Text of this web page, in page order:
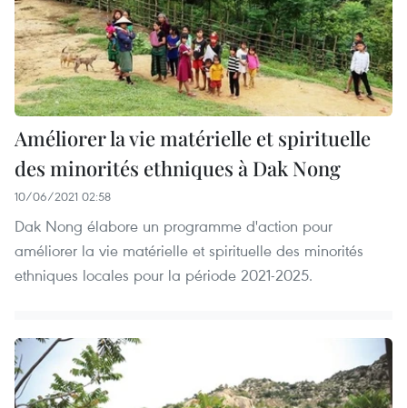
Améliorer la vie matérielle et spirituelle
des minorités ethniques à Dak Nong
10/06/2021 02:58
Dak Nong élabore un programme d'action pour
améliorer la vie matérielle et spirituelle des minorités
ethniques locales pour la période 2021-2025.